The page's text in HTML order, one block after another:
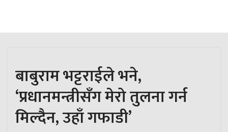
बाबुराम भट्टराईले भने,
‘प्रधानमन्त्रीसँग मेरो तुलना गर्न
मिल्दैन, उहाँ गफाडी’